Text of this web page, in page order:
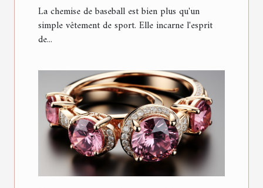
La chemise de baseball est bien plus qu'un
simple vêtement de sport. Elle incarne l'esprit
de...